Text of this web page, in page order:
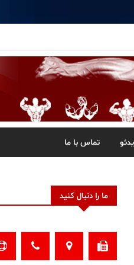
تماس با ما
ما را دنبال کنید